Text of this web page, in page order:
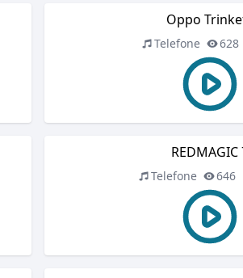
Oppo
Telefone 628
REDMAGIC
Telefone 646